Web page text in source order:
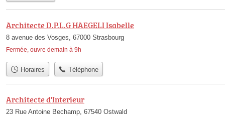
Architecte D.P.L.G HAEGELI Isabelle
8 avenue des Vosges, 67000 Strasbourg
Fermée, ouvre demain à 9h
Horaires Téléphone
Architecte d'Interieur
23 Rue Antoine Bechamp, 67540 Ostwald